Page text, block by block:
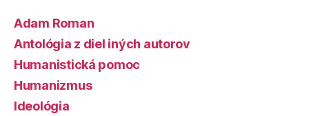
Adam Roman
Antológia z diel iných autorov
Humanistická pomoc
Humanizmus
Ideológia